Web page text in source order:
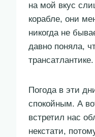
на мой вкус
корабле, они
никогда не
давно поняла,
трансатлантике.
Погода в эти
спокойным. А
встретил нас
некстати,